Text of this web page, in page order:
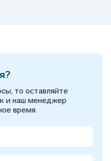
то оставляйте
и наш менеджер
время.